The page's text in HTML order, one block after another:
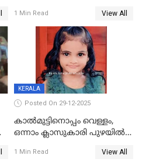
1 Min Read View All
KERALA
Posted On 29-12-2025
കാൽമുട്ടിനൊപ്പം വെള്ളം,
ഒന്നാം ക്ലാസുകാരി പുഴയിൽ
കുട്ടികൾക്കൊപ്പം
1 Min Read View All